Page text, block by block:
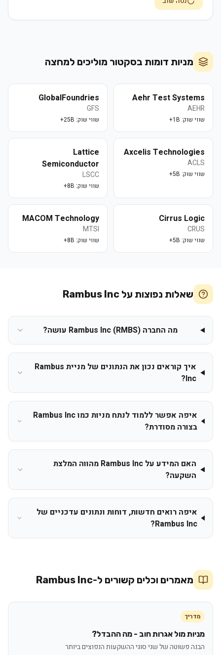
מניות דומות בסקטור מוליכים למחצה
Aehr Test Systems
AEHR
שווי שוק: 1B+
GlobalFoundries
GFS
שווי שוק: 25B+
Axcelis Technologies
ACLS
שווי שוק: 5B+
Lattice
Semiconductor
LSCC
שווי שוק: 8B+
Cirrus Logic
CRUS
שווי שוק: 5B+
MACOM Technology
MTSI
שווי שוק: 8B+
שאלות נפוצות על Rambus Inc
מה החברה Rambus Inc (RMBS) עושה?
איך קוראים נכון את הנתונים של מניית Rambus
Inc?
איפה אפשר ללמוד לנתח מניות כמו Rambus Inc
בצורה מסודרת?
האם המידע על Rambus Inc מהווה המלצת
השקעה?
איפה רואים חדשות, דוחות ונתונים עדכניים של
Rambus Inc?
מאמרים וכלים קשורים ל-Rambus Inc
מדריך
מניות מול אגרות חוב - מה ההבדל?
הבנה פשוטה של שני סוגי ההשקעות הנפוצים ביותר